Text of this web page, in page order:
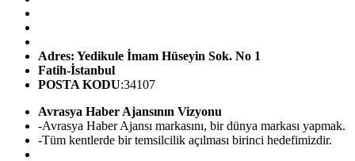
Adres: Yedikule İmam Hüseyin Sok. No 1
Fatih-İstanbul
POSTA KODU:34107
Avrasya Haber Ajansının Vizyonu
-Avrasya Haber Ajansı markasını, bir dünya markası yapmak.
-Tüm kentlerde bir temsilcilik açılması birinci hedefimizdir.